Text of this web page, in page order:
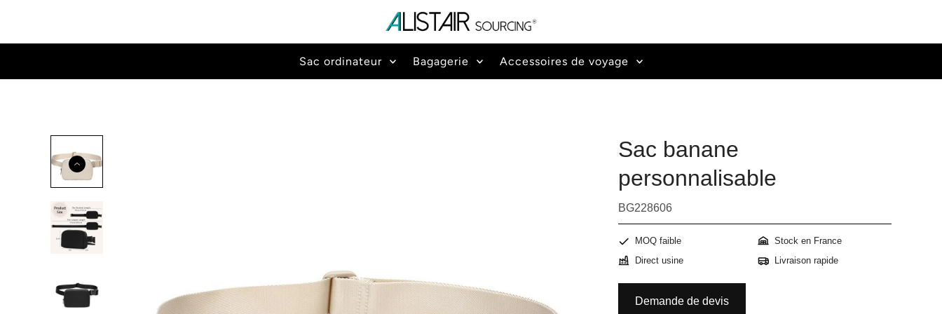
Sac ordinateur Bagagerie Accessoires de voyage
Sac banane
personnalisable
BG228606
MOQ faible
Stock en France
Direct usine
Livraison rapide
Demande de devis